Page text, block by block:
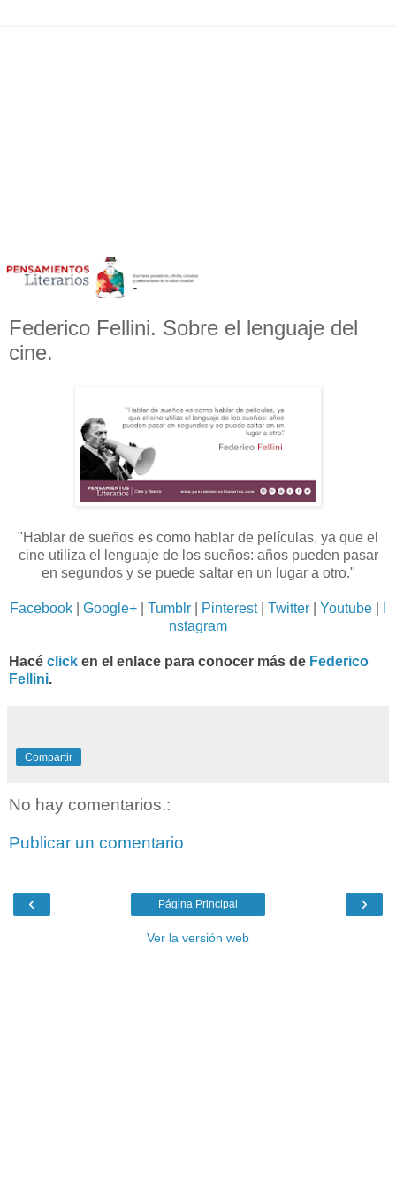
Federico Fellini. Sobre el lenguaje del
cine.
"Hablar de sueños es como hablar de películas, ya que el
cine utiliza el lenguaje de los sueños: años pueden pasar
en segundos y se puede saltar en un lugar a otro."
Facebook Google+ Tumblr Pinterest| Twitter Youtube
nstagram
Hacé click en el enlace para conocer más de Federico
Fellini.
Compartir
No hay comentarios.:
Publicar un comentario
‹ ›
Página Principal
Ver la versión web